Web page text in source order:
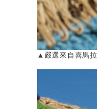
▲嚴選來自喜馬